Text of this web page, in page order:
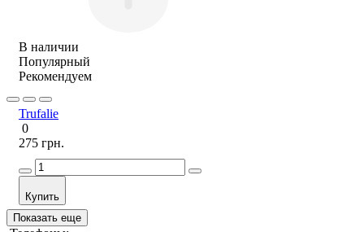
В наличии
Популярный
Рекомендуем
Trufalie
0
275 грн.
Купить
Показать еще